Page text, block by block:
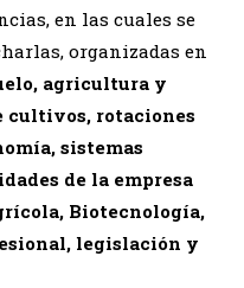
en las cuales se
organizadas en
agricultura y
cultivos, rotaciones
sistemas
de la empresa
Biotecnología,
legislación y